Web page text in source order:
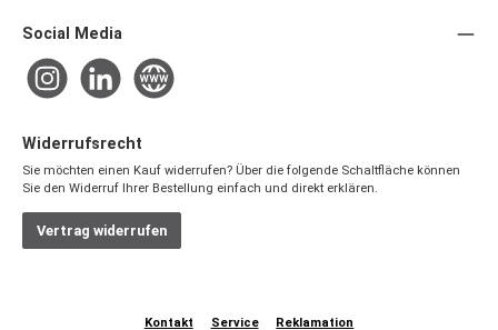
Social Media
InstagramLinkedIn Website
Widerrufsrecht
Sie möchten einen Kauf widerrufen? Über die folgende Schaltfläche können
Sie den Widerruf Ihrer Bestellung einfach und direkt erklären.
Vertrag widerrufen
Kontakt Service Reklamation